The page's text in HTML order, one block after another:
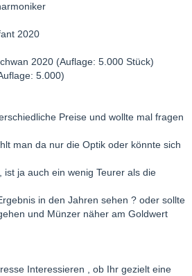
2020
2020 (Auflage: 5.000 Stück)
5.000)
Preise und wollte mal fragen
man da nur die Optik oder könnte sich
ja auch ein wenig Teurer als die
in den Jahren sehen ? oder sollte
und Münzer näher am Goldwert
Interessieren , ob Ihr gezielt eine